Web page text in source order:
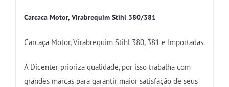
Carcaca Motor, Virabrequim Stihl 380/381
Carcaça Motor, Virabrequim Stihl 380, 381 e Importadas.
A Dicenter prioriza qualidade, por isso trabalha com
grandes marcas para garantir maior satisfação de seus